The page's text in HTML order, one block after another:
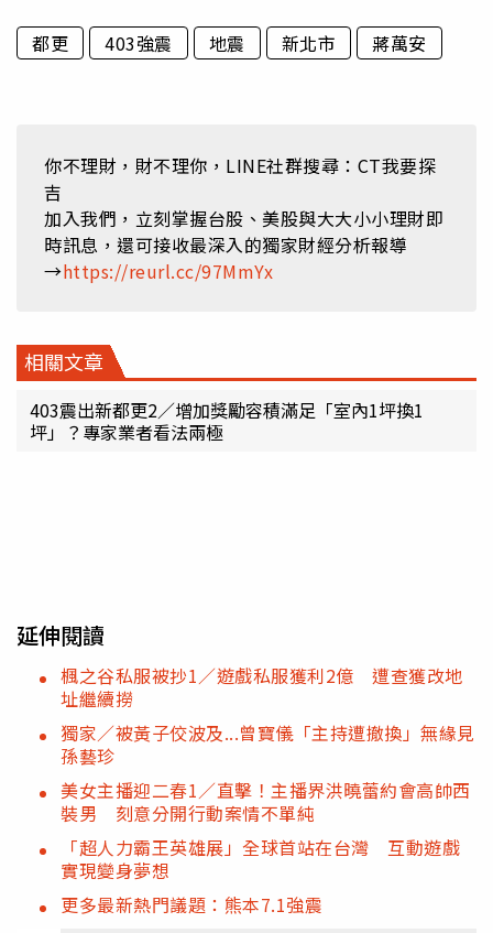
都更 403強震 地震 新北市 蔣萬安
你不理財，財不理你，LINE社群搜尋：CT我要探
吉
加入我們，立刻掌握台股、美股與大大小小理財即
時訊息，還可接收最深入的獨家財經分析報導
→https://reurl.cc/97MmYx
相關文章
403震出新都更2／增加獎勵容積滿足「室內1坪換1
坪」？專家業者看法兩極
延伸閱讀
楓之谷私服被抄1／遊戲私服獲利2億 遭查獲改地
址繼續撈
獨家／被黃子佼波及...曾寶儀「主持遭撤換」無緣見
孫藝珍
美女主播迎二春1／直擊！主播界洪曉蕾約會高帥西
裝男 刻意分開行動案情不單純
「超人力霸王英雄展」全球首站在台灣 互動遊戲
實現變身夢想
更多最新熱門議題：熊本7.1強震